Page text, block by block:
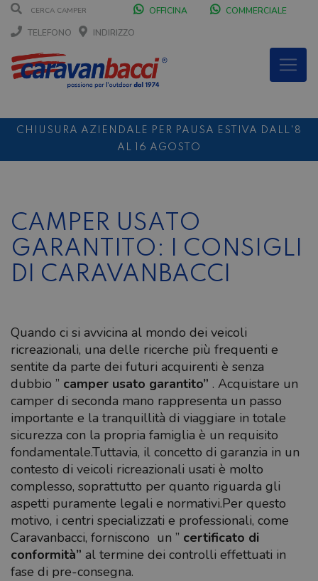
OFFICINA
COMMERCIALE
TELEFONO
INDIRIZZO
CHIUSURA AZIENDALE PER PAUSA ESTIVA DALL'8
AL 16 AGOSTO
SCONTO 10%NOLEGGIO ENTRO IL 31.08
NOLEGGI DI SETTEMBRE
CAMPER USATO
GARANTITO: I CONSIGLI
DI CARAVANBACCI
Quando ci si avvicina al mondo dei veicoli
ricreazionali, una delle ricerche più frequenti e
sentite da parte dei futuri acquirenti è senza
dubbio ” camper usato garantito” . Acquistare un
camper di seconda mano rappresenta un passo
importante e la tranquillità di viaggiare in totale
sicurezza con la propria famiglia è un requisito
fondamentale.Tuttavia, il concetto di garanzia in un
contesto di veicoli ricreazionali usati è molto
complesso, soprattutto per quanto riguarda gli
aspetti puramente legali e normativi.Per questo
motivo, i centri specializzati e professionali, come
Caravanbacci, forniscono un ” certificato di
conformità” al termine dei controlli effettuati in
fase di pre-consegna.